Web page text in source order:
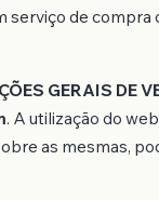
serviço de
GERAIS DE
. A utilização do
as mesmas,